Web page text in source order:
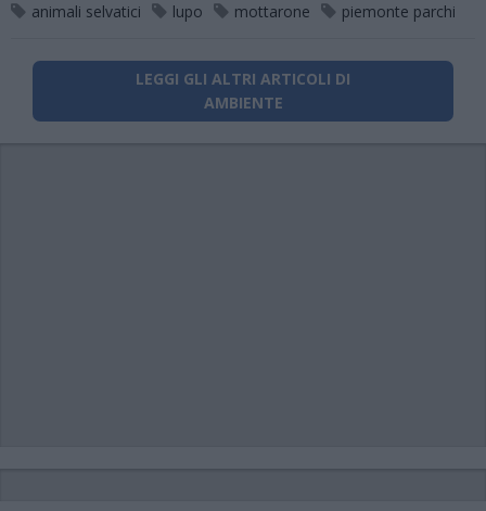
animali selvatici
lupo mottarone piemonte parchi
LEGGI GLI ALTRI ARTICOLI DI
AMBIENTE